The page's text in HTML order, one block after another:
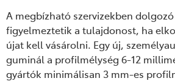
A megbízható szervizekben
figyelmeztetik a tulajdonost, ha
újat kell vásárolni. Egy új,
guminál a profilmélység 6-12
gyártók minimálisan 3 mm-es